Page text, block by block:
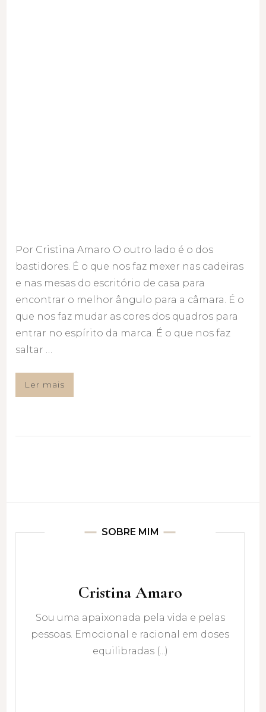
Por Cristina Amaro O outro lado é o dos
bastidores. É o que nos faz mexer nas cadeiras
e nas mesas do escritório de casa para
encontrar o melhor ângulo para a câmara. É o
que nos faz mudar as cores dos quadros para
entrar no espírito da marca. É o que nos faz
saltar …
Ler mais
SOBRE MIM
Cristina Amaro
Sou uma apaixonada pela vida e pelas
pessoas. Emocional e racional em doses
equilibradas (...)